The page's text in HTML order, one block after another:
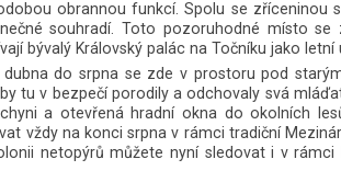
obrannou funkcí. Spolu se zříceninou
souhradí. Toto pozoruhodné místo
bývalý Královský palác na Točníku jako letní
dubna do srpna se zde v prostoru pod
tu v bezpečí porodily a odchovaly svá
a otevřená hradní okna do okolních
vždy na konci srpna v rámci tradiční
netopýrů můžete nyní sledovat i v